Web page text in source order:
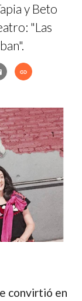
y Beto
"Las
link
convirtió en